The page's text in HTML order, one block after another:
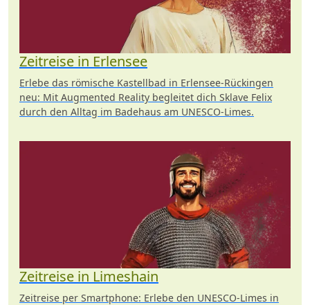
Zeitreise in Erlensee
Erlebe das römische Kastellbad in Erlensee-Rückingen
neu: Mit Augmented Reality begleitet dich Sklave Felix
durch den Alltag im Badehaus am UNESCO-Limes.
Zeitreise in Limeshain
Zeitreise per Smartphone: Erlebe den UNESCO-Limes in